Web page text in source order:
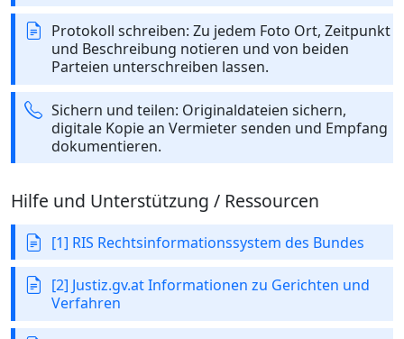
Protokoll schreiben: Zu jedem Foto Ort, Zeitpunkt
und Beschreibung notieren und von beiden
Parteien unterschreiben lassen.
Sichern und teilen: Originaldateien sichern,
digitale Kopie an Vermieter senden und Empfang
dokumentieren.
Hilfe und Unterstützung / Ressourcen
[1] RIS Rechtsinformationssystem des Bundes
[2] Justiz.gv.at Informationen zu Gerichten und
Verfahren